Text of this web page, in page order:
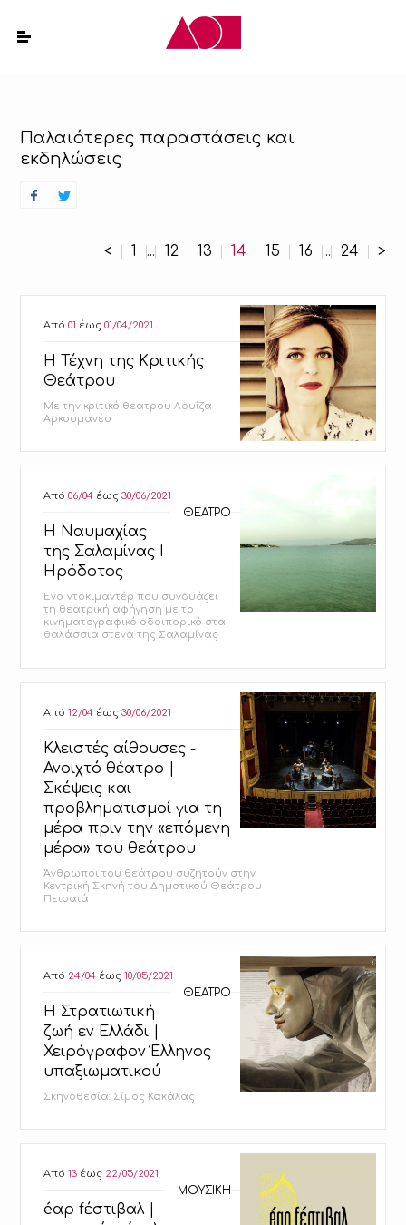
Παλαιότερες παραστάσεις και
εκδηλώσεις
< 1 ... 12 13 14 15 16 ... 24 >
Από01 έως01/04/2021
Η Τέχνη της Κριτικής
Θεάτρου
Με την κριτικό θεάτρου Λουΐζα
Αρκουμανέα
Από06/04 έως30/06/2021
ΘΕΑΤΡΟ
H Ναυμαχίας
της Σαλαμίνας Ι
Ηρόδοτος
Ένα ντοκιμαντέρ που συνδυάζει
τη θεατρική αφήγηση με τo
κινηματογραφικό οδοιπορικό στα
θαλάσσια στενά της Σαλαμίνας
Από12/04 έως30/06/2021
Κλειστές αίθουσες -
Ανοιχτό θέατρο |
Σκέψεις και
προβληματισμοί για τη
μέρα πριν την «επόμενη
μέρα» του θεάτρου
Άνθρωποι του θεάτρου συζητούν στην
Κεντρική Σκηνή του Δημοτικού Θεάτρου
Πειραιά
Από 24/04 έως10/05/2021
ΘΕΑΤΡΟ
Η Στρατιωτική
ζωή εν Ελλάδι |
Χειρόγραφον Έλληνος
υπαξιωματικού
Σκηνοθεσία: Σίμος Κακάλας
Από13 έως 22/05/2021
ΜΟΥΣΙΚΗ
éαρ fέστιβαλ |